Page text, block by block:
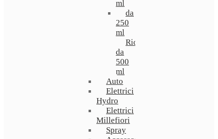
ml
da
250
ml
Ricarica
da
500
ml
Auto
Elettrici
Hydro
Elettrici
Millefiori
Spray